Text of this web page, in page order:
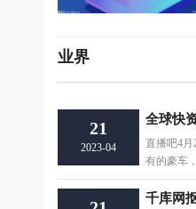
业界
21
2023-04
直播吧4月
有的豪车
路虎揽胜
千库网